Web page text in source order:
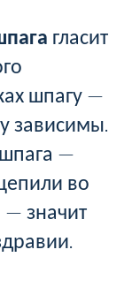
гласит
шпагу —
зависимы.
—
во
значит